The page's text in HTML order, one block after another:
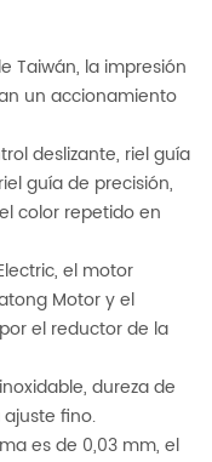
Taiwán, la impresión
un accionamiento
deslizante, riel guía
guía de precisión,
color repetido en
el motor
Motor y el
el reductor de la
dureza de
fino.
es de 0,03 mm, el